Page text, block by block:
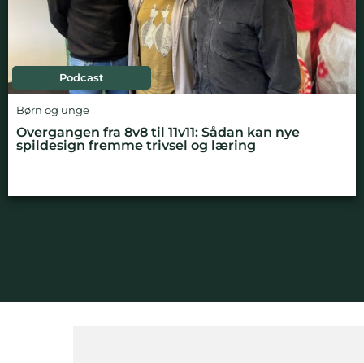
Podcast
Børn og unge
Overgangen fra 8v8 til 11v11: Sådan kan nye
spildesign fremme trivsel og læring